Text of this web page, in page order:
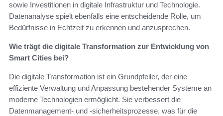
sowie Investitionen in digitale Infrastruktur und Technologie.
Datenanalyse spielt ebenfalls eine entscheidende Rolle, um
Bedürfnisse in Echtzeit zu erkennen und anzusprechen.
Wie trägt die digitale Transformation zur Entwicklung von
Smart Cities bei?
Die digitale Transformation ist ein Grundpfeiler, der eine
effiziente Verwaltung und Anpassung bestehender Systeme an
moderne Technologien ermöglicht. Sie verbessert die
Datenmanagement- und -sicherheitsprozesse, was für die